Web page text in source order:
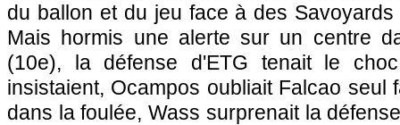
du ballon et du jeu face à des
Mais hormis une alerte sur un centre
(10e), la défense d'ETG tenait le
insistaient, Ocampos oubliait Falcao seul
dans la foulée, Wass surprenait la